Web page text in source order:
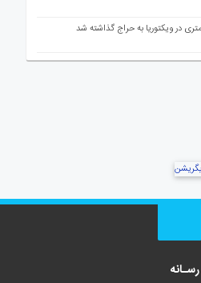
در ویکتوریا به حراج گذاشته شد
رسـانه